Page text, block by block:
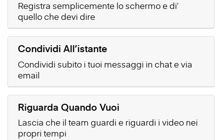
Registra semplicemente lo schermo e di’
quello che devi dire
Condividi All’istante
Condividi subito i tuoi messaggi in chat e via
email
Riguarda Quando Vuoi
Lascia che il team guardi e riguardi i video nei
propri tempi